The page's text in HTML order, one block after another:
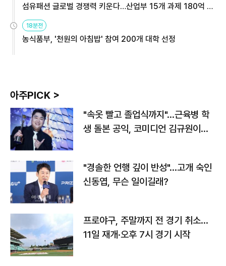
섬유패션 글로벌 경쟁력 키운다…산업부 15개 과제 180억 지
18분전
농식품부, '천원의 아침밥' 참여 200개 대학 선정
아주PICK >
"속옷 빨고 졸업식까지"…근육병 학
생 돌본 공익, 코미디언 김규원이었
"경솔한 언행 깊이 반성"…고개 숙인
신동엽, 무슨 일이길래?
프로야구, 주말까지 전 경기 취소…
11일 재개·오후 7시 경기 시작